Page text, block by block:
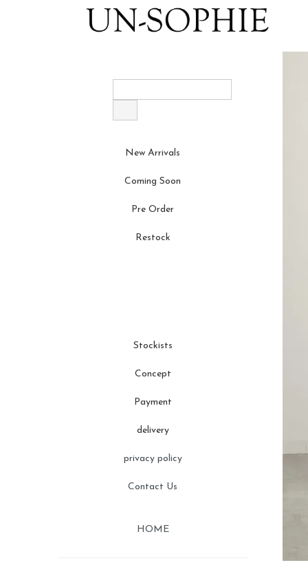
New Arrivals
Coming Soon
Pre Order
Restock
Stockists
Concept
Payment
delivery
privacy policy
Contact Us
HOME